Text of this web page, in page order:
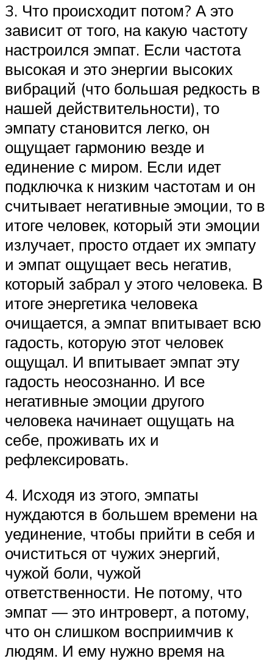
3. Что происходит потом? А это
зависит от того, на какую частоту
настроился эмпат. Если частота
высокая и это энергии высоких
вибраций (что большая редкость в
нашей действительности), то
эмпату становится легко, он
ощущает гармонию везде и
единение с миром. Если идет
подключка к низким частотам и он
считывает негативные эмоции, то в
итоге человек, который эти эмоции
излучает, просто отдает их эмпату
и эмпат ощущает весь негатив,
который забрал у этого человека. В
итоге энергетика человека
очищается, а эмпат впитывает всю
гадость, которую этот человек
ощущал. И впитывает эмпат эту
гадость неосознанно. И все
негативные эмоции другого
человека начинает ощущать на
себе, проживать их и
рефлексировать.
4. Исходя из этого, эмпаты
нуждаются в большем времени на
уединение, чтобы прийти в себя и
очиститься от чужих энергий,
чужой боли, чужой
ответственности. Не потому, что
эмпат — это интроверт, а потому,
что он слишком восприимчив к
людям. И ему нужно время на